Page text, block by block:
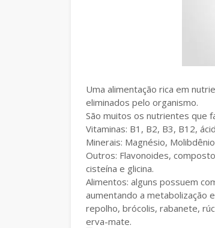
Uma alimentação rica em
eliminados pelo organismo.
São muitos os nutrientes que
Vitaminas: B1, B2, B3, B12,
Minerais: Magnésio,
Outros: Flavonoides,
cisteína e glicina.
Alimentos: alguns possuem
aumentando a metabolização
repolho, brócolis, rabanete,
erva-mate.